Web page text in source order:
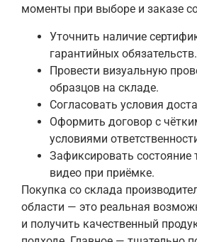
моменты при выборе и заказе
Уточнить наличие
гарантийных обязательств.
Провести визуальную
образцов на складе.
Согласовать условия
Оформить договор с
условиями
Зафиксировать состояние
видео при приёмке.
Покупка со склада
области — это реальная
и получить качественный